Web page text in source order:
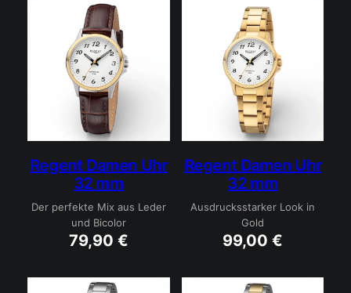
Regent Damen Uhr
32 mm
Der perfekte Mix aus Leder
und Bicolor
79,90 €
Regent Damen Uhr
32 mm
Ausdrucksstarker Look in
Gold
99,00 €